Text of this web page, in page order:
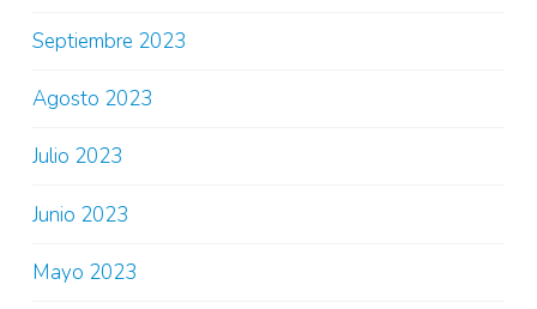
Septiembre 2023
Agosto 2023
Julio 2023
Junio 2023
Mayo 2023